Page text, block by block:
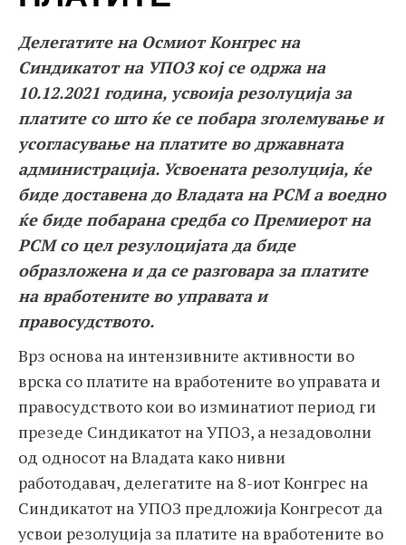
Делегатите на Осмиот Конгрес на
Синдикатот на УПОЗ кој се одржа на
10.12.2021 година, усвоија резолуција за
платите со што ќе се побара зголемување и
усогласување на платите во државната
администрација. Усвоената резолуција, ќе
биде доставена до Владата на РСМ а воедно
ќе биде побарана средба со Премиерот на
РСМ со цел резулоцијата да биде
образложена и да се разговара за платите
на вработените во управата и
правосудството.
Врз основа на интензивните активности во
врска со платите на вработените во управата и
правосудството кои во изминатиот период ги
презеде Синдикатот на УПОЗ, а незадоволни
од односот на Владата како нивни
работодавач, делегатите на 8-иот Конгрес на
Синдикатот на УПОЗ предложија Конгресот да
усвои резолуција за платите на вработените во